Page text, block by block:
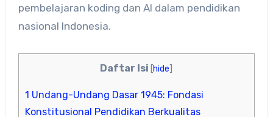
pembelajaran koding dan AI dalam pendidikan
nasional Indonesia.
Daftar Isi [hide]
1 Undang-Undang Dasar 1945: Fondasi
Konstitusional Pendidikan Berkualitas